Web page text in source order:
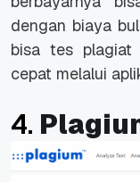
dengan biaya
bisa tes plagiat
cepat melalui
4.